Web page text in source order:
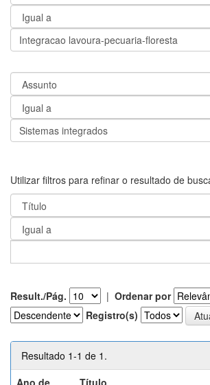
Utilizar filtros para refinar o resultado de
Result./Pág. | Ordenar por
Registro(s)
Resultado 1-1 de 1.
Ano de
Título